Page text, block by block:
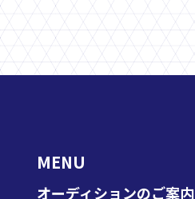
MENU
オーディションのご案内